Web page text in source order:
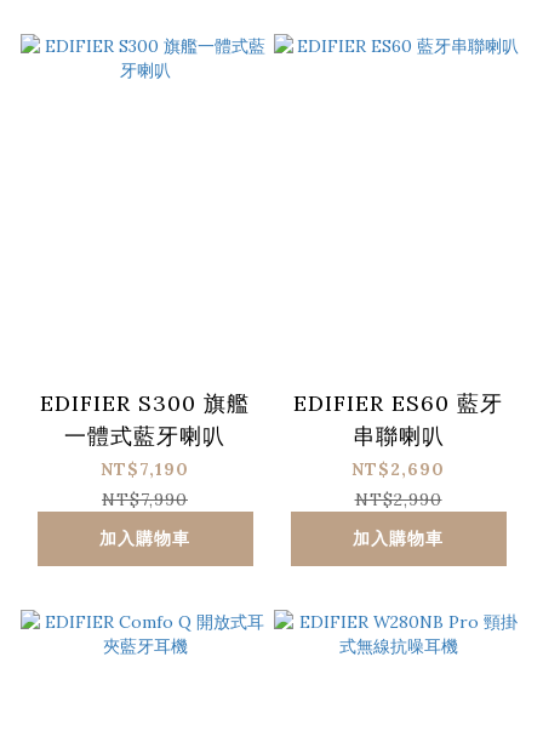
EDIFIER S300 旗艦
一體式藍牙喇叭
NT$7,190
NT$7,990
加入購物車
EDIFIER ES60 藍牙
串聯喇叭
NT$2,690
NT$2,990
加入購物車